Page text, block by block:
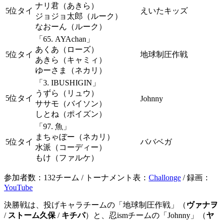
5位タイ
ナリ君（あきら）
ジョジョ太郎（ルーク）
なおーん（ルーク）
えいたキッズ
5位タイ
「65. AYAchan」
あくあ（ローズ）
あきら（キャミィ）
ゆーさま（ネカリ）
地球制圧作戦
5位タイ
「3. IBUSHIGIN」
うずら（リュウ）
ササモ（バイソン）
しとね（ポイズン）
Johnny
5位タイ
「97. 魚」
まちゃぼー（ネカリ）
水派（コーディー）
もけ（ファルケ）
ババベガ
参加者数：132チーム / トーナメント表： Challonge / 録画：
YouTube
決勝戦は、投げキャラチームの「地球制圧作戦」（ ヴァナヲ
/ ストーム久保 / キチパ）と、忍ismチームの「Johnny」（ヤ